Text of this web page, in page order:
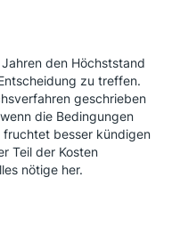
den Höchststand
zu treffen.
geschrieben
die Bedingungen
fruchtet besser kündigen
Teil der Kosten
nötige her.